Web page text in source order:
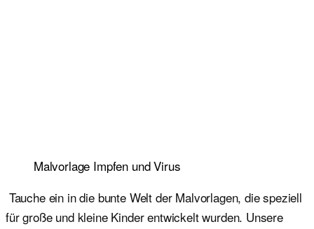
Malvorlage Impfen und Virus
Tauche ein in die bunte Welt der Malvorlagen, die speziell
für große und kleine Kinder entwickelt wurden. Unsere